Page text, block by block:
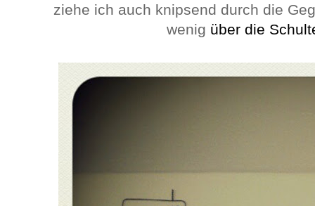
ziehe ich auch knipsend durch die
wenig über die